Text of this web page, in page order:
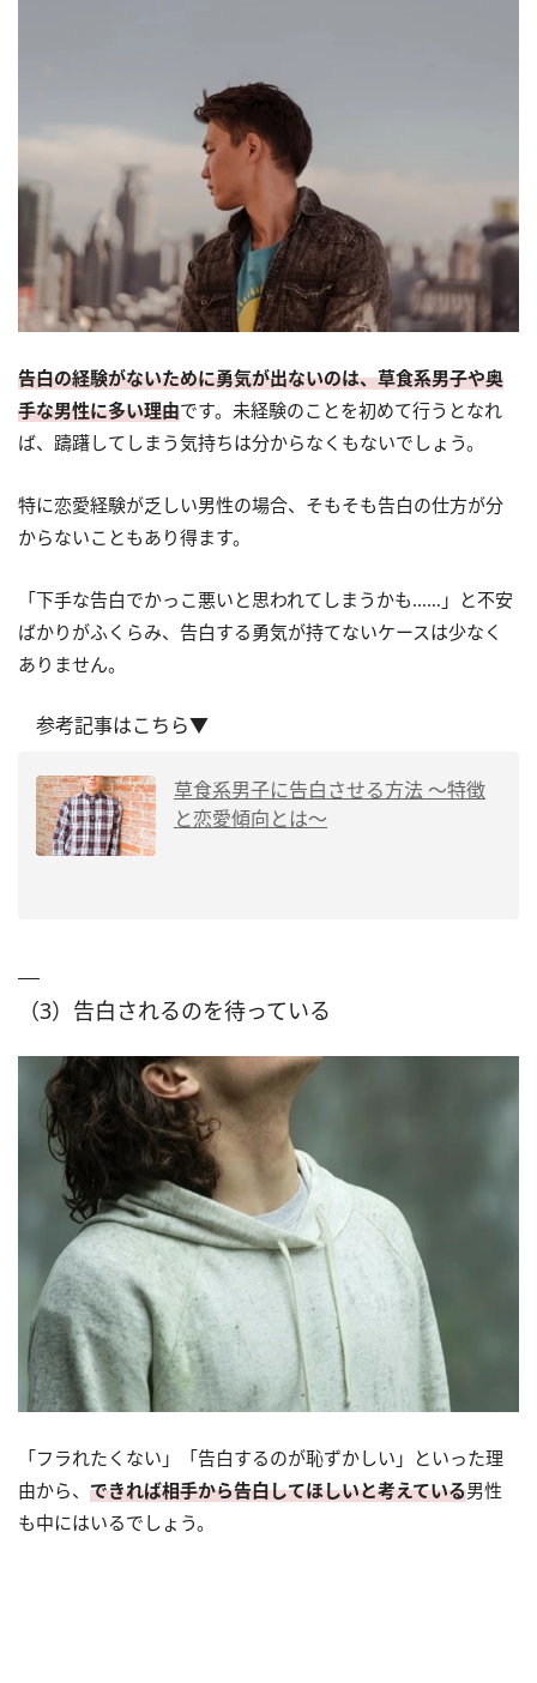
告白の経験がないために勇気が出ないのは、草食系男子や奥
手な男性に多い理由です。未経験のことを初めて行うとなれ
ば、躊躇してしまう気持ちは分からなくもないでしょう。
特に恋愛経験が乏しい男性の場合、そもそも告白の仕方が分
からないこともあり得ます。
「下手な告白でかっこ悪いと思われてしまうかも……」と不安
ばかりがふくらみ、告白する勇気が持てないケースは少なく
ありません。
参考記事はこちら▼
草食系男子に告白させる方法 ～特徴
と恋愛傾向とは～
（3）告白されるのを待っている
「フラれたくない」「告白するのが恥ずかしい」といった理
由から、 できれば相手から告白してほしいと考えている男性
も中にはいるでしょう。